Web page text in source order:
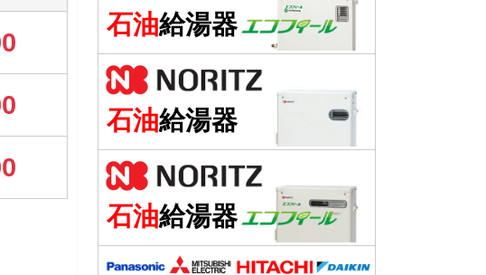
石油給湯器
石油給湯器
石油給湯器